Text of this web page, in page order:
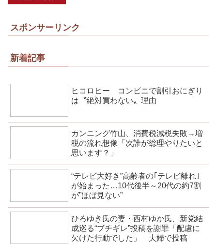
スポンサーリンク
新着記事
ヒコロヒー コンビニで割引おにぎり
は〝絶対買わない〟理由
カンニング竹山、消費税減税失敗→増
税の流れ想像「次誰が総理やりたいと
思います？」
“テレビ大好き”高齢者の｢テレビ離れ｣
が始まった…10代後半～20代の約7割
が”ほぼ見ない”
ひろゆき氏の妻・西村ゆか氏、新党結
成巡る“ブチギレ”投稿を謝罪「配慮に
欠けた行動でした」 夫婦で投稿